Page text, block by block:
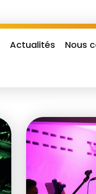
Actualités Nous